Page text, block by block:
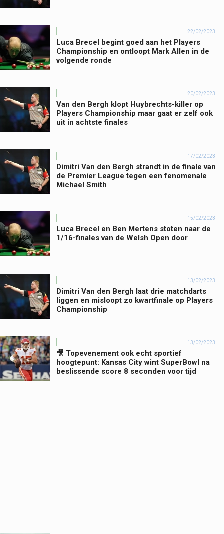
22/02/2023
Luca Brecel begint goed aan het Players
Championship en ontloopt Mark Allen in de
volgende ronde
20/02/2023
Van den Bergh klopt Huybrechts-killer op
Players Championship maar gaat er zelf ook
uit in achtste finales
17/02/2023
Dimitri Van den Bergh strandt in de finale van
de Premier League tegen een fenomenale
Michael Smith
15/02/2023
Luca Brecel en Ben Mertens stoten naar de
1/16-finales van de Welsh Open door
13/02/2023
Dimitri Van den Bergh laat drie matchdarts
liggen en misloopt zo kwartfinale op Players
Championship
13/02/2023
🎥 Topevenement ook echt sportief
hoogtepunt: Kansas City wint SuperBowl na
beslissende score 8 seconden voor tijd